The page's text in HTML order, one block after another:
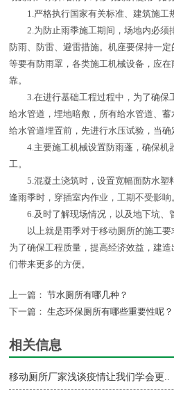
1.严格执行国家有关标准、建筑施工
2.为防止雨季施工期间，场地内必须
防雨、防雷、避雷措施。机座要保持一
等要有防雨罩，各类施工机械设备，应在
靠。
3.在进行基础工程过程中，为了确保
给水管道，埋地暗敷，所有给水管道、蓄
给水管道埋置前，先进行水压试验，当确
4.主要施工机械设置防雨蓬，确保机
工。
5.混凝土浇筑时，设置宽幅面防水塑
逢雨季时，穿插室内作业，工期不受影响
6.及时了解现场情况，以及地下坑、
以上就是雨季对于移动厕所的施工要
为了确保工程质量，提高经济效益，建
们带来更多的方便。
上一篇： 节水厕所有哪几种？
下一篇： 生态环保厕所有哪些重要性呢？
相关信息
移动厕所厂家浅谈疫情让我们学会更..